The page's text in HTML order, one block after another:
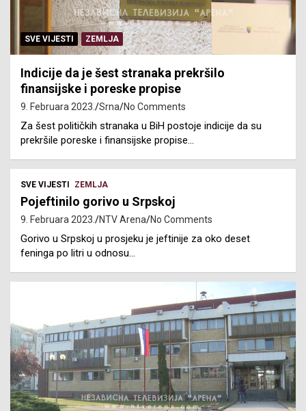
SVE VIJESTI ZEMLJA
Indicije da je šest stranaka prekršilo
finansijske i poreske propise
9. Februara 2023. Srna No Comments
Za šest političkih stranaka u BiH postoje indicije da su
prekršile poreske i finansijske propise…
SVE VIJESTI ZEMLJA
Pojeftinilo gorivo u Srpskoj
9. Februara 2023. NTV Arena No Comments
Gorivo u Srpskoj u prosjeku je jeftinije za oko deset
feninga po litri u odnosu…